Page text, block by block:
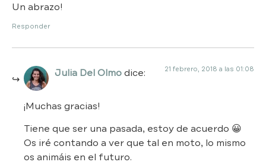
Un abrazo!
Responder
Julia Del Olmodice: 21 febrero, 2018 a las 01:08
¡Muchas gracias!
Tiene que ser una pasada, estoy de acuerdo 😀
Os iré contando a ver que tal en moto, lo mismo
os animáis en el futuro.